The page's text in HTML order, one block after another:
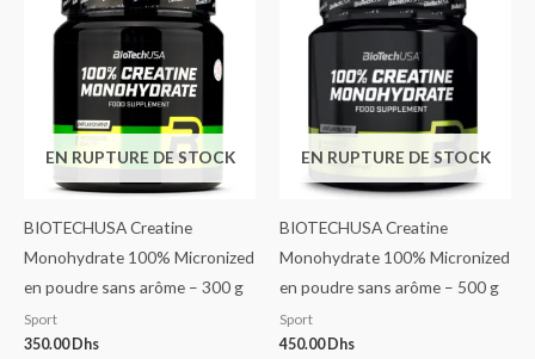
EN RUPTURE DE STOCK
BIOTECHUSA Creatine
Monohydrate 100% Micronized
en poudre sans arôme – 300 g
Sport
350.00Dhs
EN RUPTURE DE STOCK
BIOTECHUSA Creatine
Monohydrate 100% Micronized
en poudre sans arôme – 500 g
Sport
450.00Dhs